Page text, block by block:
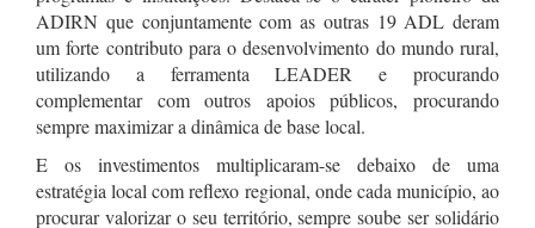
ADIRN que conjuntamente com as outras 19 ADL deram
um forte contributo para o desenvolvimento do mundo rural,
utilizando a ferramenta LEADER e procurando
complementar com outros apoios públicos, procurando
sempre maximizar a dinâmica de base local.
E os investimentos multiplicaram-se debaixo de uma
estratégia local com reflexo regional, onde cada município, ao
procurar valorizar o seu território, sempre soube ser solidário